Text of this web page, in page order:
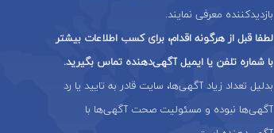
بازدیدکننده معرفی نمایند.
لطفا قبل از هرگونه اقدام، برای کسب اطلاعات بیشتر
با شماره تلفن یا ایمیل آگهی‌دهنده تماس بگیرید.
بدلیل تعداد زیاد آگهی‌ها، سایت قادر به تایید یا رد
آگهی‌ها نبوده و مسئولیت صحت آگهی‌ها با